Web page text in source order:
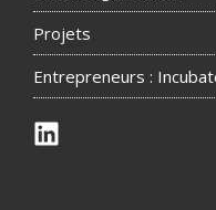
Projets
Entrepreneurs :